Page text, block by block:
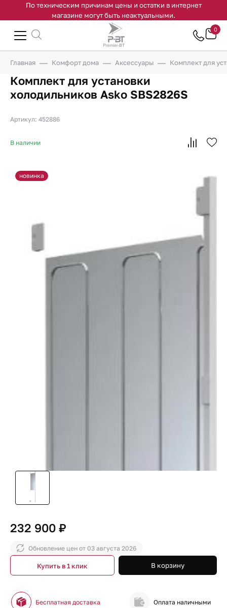
По техническим причинам цены и остатки в интернет
магазине могут быть неактуальными.
0
Главная Комфорт дома Аксессуары Комплект для
Комплект для установки
холодильников Asko SBS2826S
Артикул: 452886
новинка
В наличии
232 900 ₽
Обновление цен от 03 августа 2026
В корзину
Купить в 1 клик
Бесплатная доставка Оплата наличными